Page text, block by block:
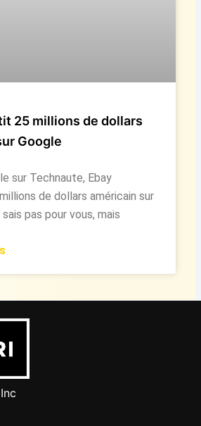
25 millions de dollars
Google
sur Technaute, Ebay
de dollars américain sur
pas pour vous, mais